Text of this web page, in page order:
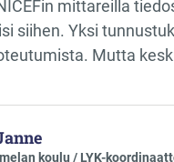
mittareilla
siihen. Yksi
Mutta
koulu / LYK-